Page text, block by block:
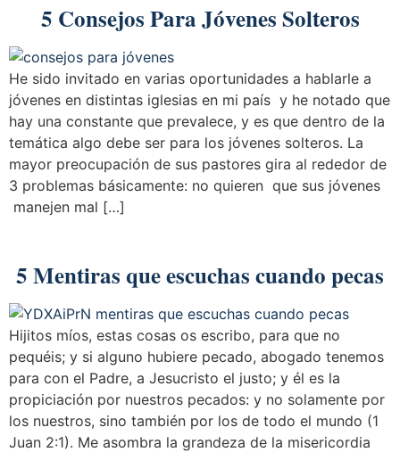
5 Consejos Para Jóvenes Solteros
He sido invitado en varias oportunidades a hablarle a
jóvenes en distintas iglesias en mi país y he notado que
hay una constante que prevalece, y es que dentro de la
temática algo debe ser para los jóvenes solteros. La
mayor preocupación de sus pastores gira al rededor de
3 problemas básicamente: no quieren que sus jóvenes
manejen mal […]
5 Mentiras que escuchas cuando pecas
Hijitos míos, estas cosas os escribo, para que no
pequéis; y si alguno hubiere pecado, abogado tenemos
para con el Padre, a Jesucristo el justo; y él es la
propiciación por nuestros pecados: y no solamente por
los nuestros, sino también por los de todo el mundo (1
Juan 2:1). Me asombra la grandeza de la misericordia